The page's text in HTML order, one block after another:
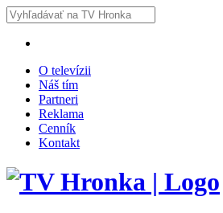
O televízii
Náš tím
Partneri
Reklama
Cenník
Kontakt